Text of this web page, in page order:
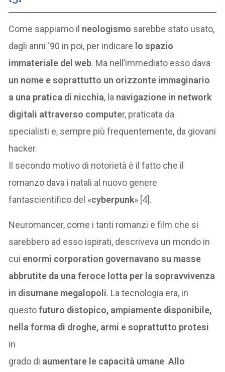
Come sappiamo il neologismo sarebbe stato usato,
dagli anni ‘90 in poi, per indicare lo spazio
immateriale del web. Ma nell’immediato esso dava
un nome e soprattutto un orizzonte immaginario
a una pratica di nicchia, la navigazione in network
digitali attraverso computer, praticata da
specialisti e, sempre più frequentemente, da giovani
hacker.
Il secondo motivo di notorietà è il fatto che il
romanzo dava i natali al nuovo genere
fantascientifico del «cyberpunk» [4].
Neuromancer, come i tanti romanzi e film che si
sarebbero ad esso ispirati, descriveva un mondo in
cui enormi corporation governavano su masse
abbrutite da una feroce lotta per la sopravvivenza
in disumane megalopoli. La tecnologia era, in
questofuturo distopico, ampiamente disponibile,
nella forma di droghe, armi e soprattutto protesi
in
grado di aumentare le capacità umane.Allo